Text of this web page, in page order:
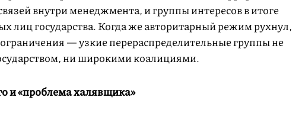
внутри менеджмента, и группы интересов в итоге
лиц государства. Когда же авторитарный режим рухнул,
— узкие перераспределительные группы не
ни широкими коалициями.
и «проблема халявщика»